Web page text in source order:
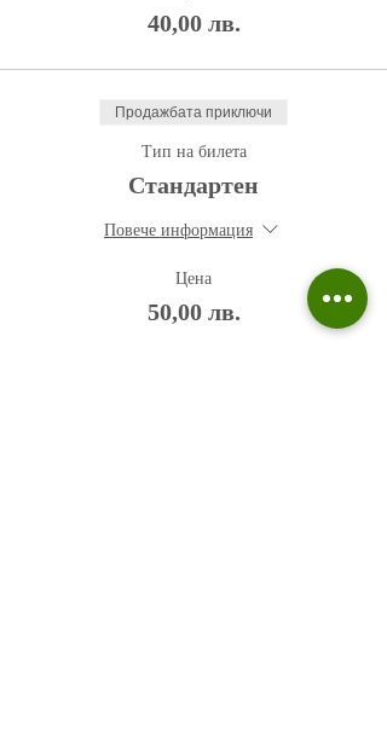
40,00 лв.
Продажбата приключи
Тип на билета
Стандартен
Повече информация
Цена
50,00 лв.